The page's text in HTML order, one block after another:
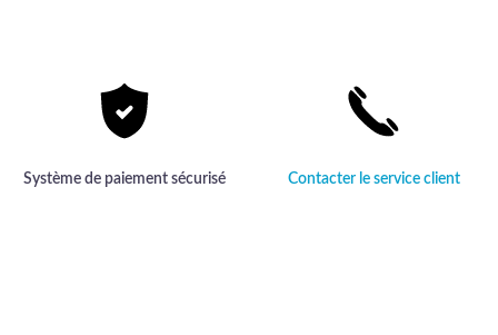
Système de paiement sécurisé Contacter le service client